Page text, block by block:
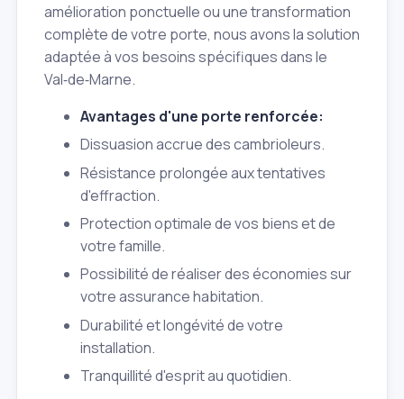
amélioration ponctuelle ou une transformation
complète de votre porte, nous avons la solution
adaptée à vos besoins spécifiques dans le
Val‑de‑Marne.
Avantages d'une porte renforcée:
Dissuasion accrue des cambrioleurs.
Résistance prolongée aux tentatives
d'effraction.
Protection optimale de vos biens et de
votre famille.
Possibilité de réaliser des économies sur
votre assurance habitation.
Durabilité et longévité de votre
installation.
Tranquillité d'esprit au quotidien.